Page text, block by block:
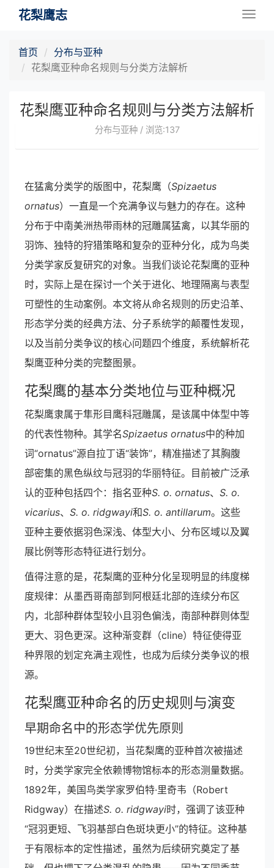
花梨鹰志
首页
分布与亚种
花梨鹰亚种命名规则与分类方法解析
花梨鹰亚种命名规则与分类方法解析
分布与亚种 / 浏览:137
在猛禽分类学的版图中，花梨鹰（Spizaetus
ornatus）一直是一个充满争议与魅力的存在。这种
分布于中南美洲热带雨林的冠雕属猛禽，以其华丽的
羽饰、独特的狩猎策略和复杂的亚种分化，成为鸟类
分类学家反复研究的对象。当我们谈论花梨鹰的亚种
时，实际上是在探讨一个关于进化、地理隔离与表型
可塑性的生动案例。本文将从命名规则的历史沿革、
形态学分类的经典方法、分子系统学的颠覆性发现，
以及当前分类争议的核心问题四个维度，系统解析花
梨鹰亚种分类的完整图景。
花梨鹰的基本分类地位与亚种概况
花梨鹰隶属于隼形目鹰科冠雕属，是该属中体型中等
的代表性物种。其学名Spizaetus ornatus中的种加
词“ornatus”源自拉丁语“装饰”，精准描述了其胸腹
部密集的黑色纵纹与冠羽的华丽特征。目前被广泛承
认的亚种包括四个：指名亚种S. o. ornatus、 S. o.
vicarius、 S. o. ridgwayi和S. o. antillarum。这些
亚种主要依据羽色深浅、体型大小、分布区域以及翼
展比例等形态特征进行划分。
值得注意的是，花梨鹰的亚种分化呈现明显的纬度梯
度规律：从墨西哥南部到阿根廷北部的连续分布区
内，北部种群体型较小且羽色偏浅，南部种群则体型
更大、羽色更深。这种渐变群（cline）特征使得亚
种界限的划定充满主观性，也成为后续分类争议的根
源。
花梨鹰亚种命名的历史规则与演变
早期命名中的形态学优先原则
19世纪末至20世纪初，当花梨鹰的亚种首次被描述
时，分类学家完全依赖博物馆标本的形态测量数据。
1892年，美国鸟类学家罗伯特·里奇韦（Robert
Ridgway）在描述S. o. ridgwayi时，强调了该亚种
“冠羽更短、飞羽基部白色斑块更小”的特征。这种基
于有限标本的定性描述，虽然为后续研究奠定了基